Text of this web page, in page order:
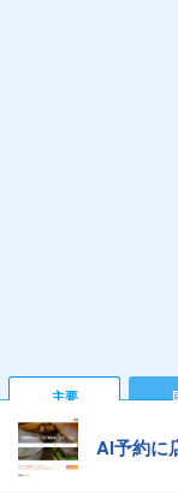
主要
AI予約に